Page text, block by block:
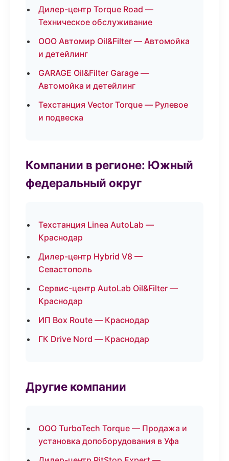
Дилер-центр Torque Road —
Техническое обслуживание
ООО Автомир Oil&Filter — Автомойка
и детейлинг
GARAGE Oil&Filter Garage —
Автомойка и детейлинг
Техстанция Vector Torque — Рулевое
и подвеска
Компании в регионе: Южный
федеральный округ
Техстанция Linea AutoLab —
Краснодар
Дилер-центр Hybrid V8 —
Севастополь
Сервис-центр AutoLab Oil&Filter —
Краснодар
ИП Box Route — Краснодар
ГК Drive Nord — Краснодар
Другие компании
ООО TurboTech Torque — Продажа и
установка допоборудования в Уфа